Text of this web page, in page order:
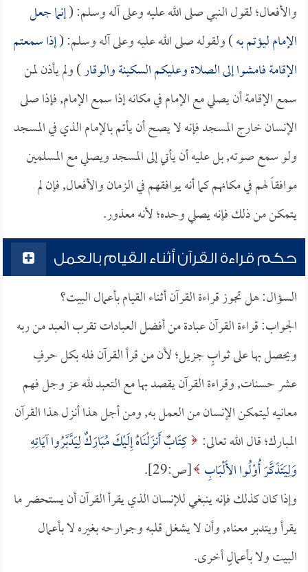
والأفعال؛ لقول النبي صلى الله عليه وعلى آله وسلم: (إنما جعل
الإمام ليؤتم به) ولقوله صلى الله عليه وعلى آله وسلم: (إذا سمعتم
الإقامة فامشوا إلى الصلاة وعليكم السكينة والوقار) ولم يأذن لمن
سمع الإقامة أن يصلي مع الإمام في مكانه إذا سمع الإمام, فإذا صلى
الإنسان خارج المسجد فإنه لا يصح أن يأتم بالإمام الذي في المسجد
ولو سمع صوته, بل عليه أن يأتي إلى المسجد ويصلي مع المسلمين
موافقاً لهم في مكانهم كما أنه يوافقهم في الزمان والأفعال, فإن لم
يتمكن من ذلك فإنه يصلي وحده؛ لأنه معذور.
حكم قراءة القرآن أثناء القيام بالعمل
السؤال: هل تجوز قراءة القرآن أثناء القيام بأعمال البيت؟
الجواب: قراءة القرآن عبادة من أفضل العبادات تقرب العبد من ربه
ويحصل بها على ثوابٍ جزيل؛ لأن من قرأ القرآن فله بكل حرفٍ
عشر حسنات, وقراءة القرآن يقصد بها مع التعبد لله عز وجل فهم
معانيه ليتمكن الإنسان من العمل به, ومن أجل هذا أنزل هذا القرآن
المبارك؛ قال الله تعالى: كِتَابٌ أَنزَلْنَاهُ إِلَيْكَ مُبَارَكٌ لِيَدَّبَّرُوا آيَاتِهِ
وَلِيَتَذَكَّرَ أُوْلُوا الأَلْبَابِ [ص:29].
وإذا كان كذلك فإنه ينبغي للإنسان الذي يقرأ القرآن أن يستحضر ما
يقرأ ويتدبر معناه, وأن لا يشغل قلبه وجوارحه بغيره لا بأعمال
البيت ولا بأعمالٍ أخرى.